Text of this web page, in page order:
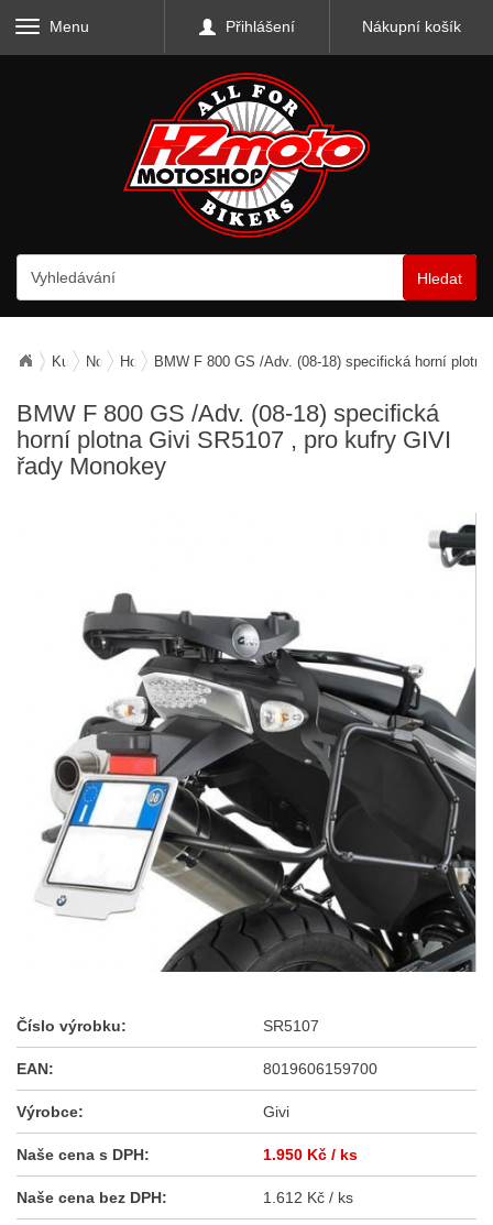
Menu Přihlášení Nákupní košík
Hledat
Kufry, zavazadla, nosiče
Nosiče zavazadel
Horní nosiče
BMW F 800 GS /Adv. (08-18) specifická horní
BMW F 800 GS /Adv. (08-18) specifická
horní plotna Givi SR5107 , pro kufry GIVI
řady Monokey
Číslo výrobku: SR5107
EAN: 8019606159700
Výrobce: Givi
Naše cena s DPH: 1.950 Kč / ks
Naše cena bez DPH: 1.612 Kč / ks